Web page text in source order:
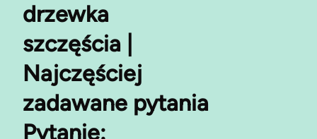
drzewka
szczęścia |
Najczęściej
zadawane pytania
Pytanie: